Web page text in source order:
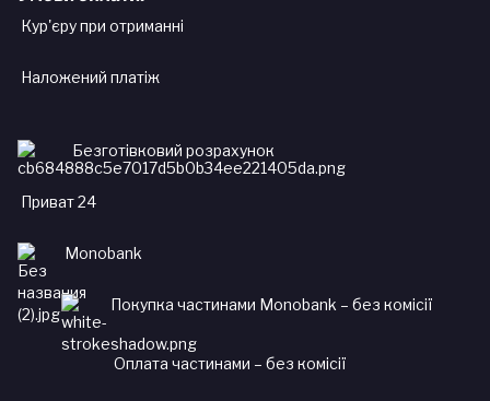
Кур'єру при отриманні
Наложений платіж
Безготівковий розрахунок
Приват 24
Monobank
Покупка частинами Monobank – без комісії
Оплата частинами – без комісії